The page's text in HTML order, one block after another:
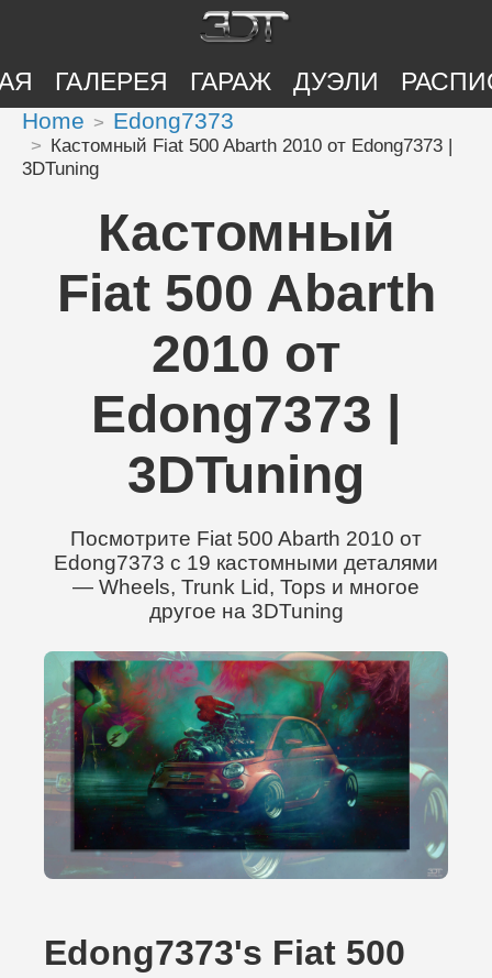
ГАЛЕРЕЯ ГАРАЖ ДУЭЛИ
Home Edong7373
Кастомный Fiat 500 Abarth 2010 от Edong7373 |
3DTuning
Кастомный
Fiat 500 Abarth
2010 от
Edong7373 |
3DTuning
Посмотрите Fiat 500 Abarth 2010 от
Edong7373 с 19 кастомными деталями
— Wheels, Trunk Lid, Tops и многое
другое на 3DTuning
Edong7373's Fiat 500